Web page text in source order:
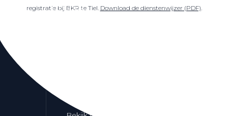
CUPRA
registratie bij BKR te Tiel. Download de dienstenwijzer (PDF).